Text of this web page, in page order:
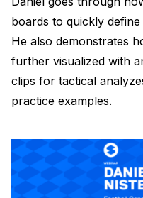
boards to quickly
He also demonstrates
further visualized with
clips for tactical
practice examples.